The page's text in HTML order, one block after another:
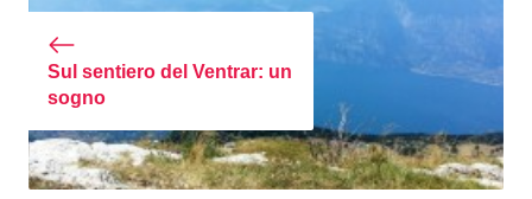
Sul sentiero del Ventrar: un
sogno